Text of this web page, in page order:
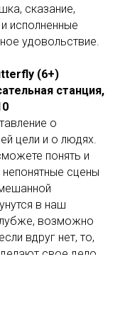
сказание,
исполненные
удовольствие.
(6+)
станция,
о
цели и о людях.
понять и
непонятные сцены
в наш
возможно
вдруг нет, то,
свое дело.